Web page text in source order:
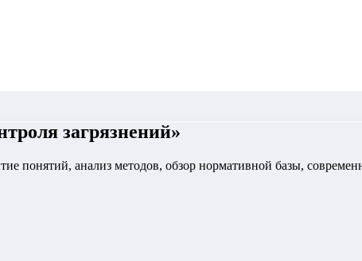
загрязнений»
понятий, анализ методов, обзор нормативной базы,